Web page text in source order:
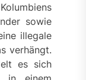
sowie
illegale
verhängt.
es sich